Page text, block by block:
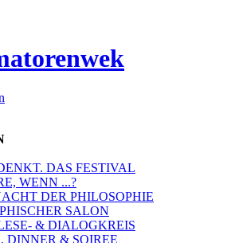
DAS FESTIVAL
WENN ...?
DER PHILOSOPHIE
SALON
& DIALOGKREIS
DINNER & SOIREE